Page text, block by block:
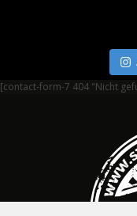
[contact-form-7 404 "Nicht